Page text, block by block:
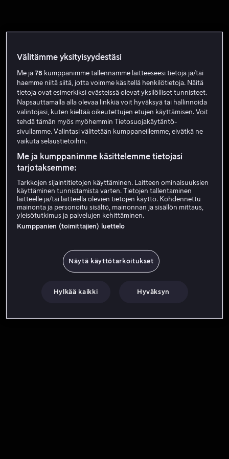
Välitämme yksityisyydestäsi
Me ja78 kumppanimme tallennamme laitteeseesi tietoja ja/tai
haemme niitä siitä, jotta voimme käsitellä henkilötietoja. Näitä
tietoja ovat esimerkiksi evästeissä olevat yksilölliset tunnisteet.
Napsauttamalla alla olevaa linkkiä voit hyväksyä tai hallinnoida
valintojasi, kuten kieltää oikeutettujen etujen käyttämisen. Voit
tehdä tämän myös myöhemmin Tietosuojakäytäntö-
sivullamme. Valintasi välitetään kumppaneillemme, eivätkä ne
vaikuta selaustietoihin.
Me ja kumppanimme käsittelemme tietojasi
tarjotaksemme:
Tarkkojen sijaintitietojen käyttäminen. Laitteen ominaisuuksien
käyttäminen tunnistamista varten. Tietojen tallentaminen
laitteelle ja/tai laitteella olevien tietojen käyttö. Kohdennettu
mainonta ja personoitu sisältö, mainonnan ja sisällön mittaus,
yleisötutkimus ja palvelujen kehittäminen.
Kumppanien (toimittajien) luettelo
Näytä käyttötarkoitukset
Hylkää kaikki Hyväksyn